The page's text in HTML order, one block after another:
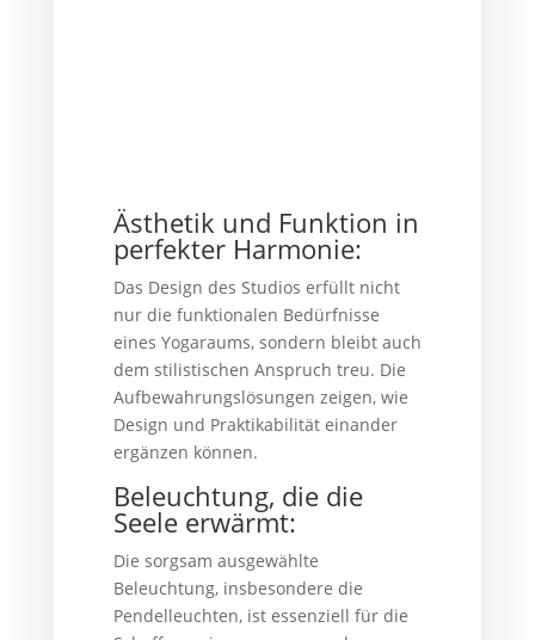
Ästhetik und Funktion in
perfekter Harmonie:
Das Design des Studios erfüllt nicht
nur die funktionalen Bedürfnisse
eines Yogaraums, sondern bleibt auch
dem stilistischen Anspruch treu. Die
Aufbewahrungslösungen zeigen, wie
Design und Praktikabilität einander
ergänzen können.
Beleuchtung, die die
Seele erwärmt:
Die sorgsam ausgewählte
Beleuchtung, insbesondere die
Pendelleuchten, ist essenziell für die